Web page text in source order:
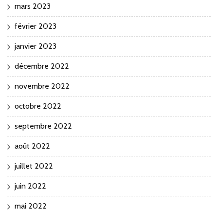
mars 2023
février 2023
janvier 2023
décembre 2022
novembre 2022
octobre 2022
septembre 2022
août 2022
juillet 2022
juin 2022
mai 2022